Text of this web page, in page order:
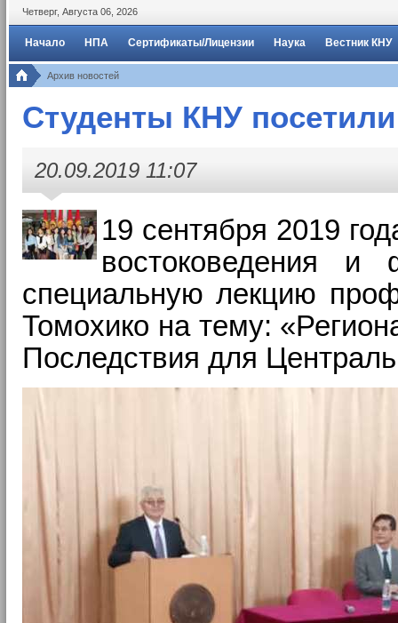
Четверг, Августа 06 2026
Начало НПА Сертификаты/Лицензии Наука Вестник КНУ
Архив новостей
Студенты КНУ
20.09.2019 11:07
19 сентября 2019
востоковедения и
специальную лекцию
Томохико на тему:
Последствия для